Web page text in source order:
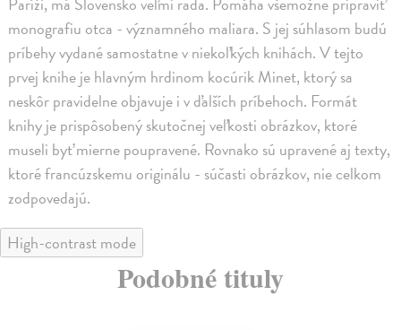
monografiu otca - významného maliara. S jej súhlasom budú
príbehy vydané samostatne v niekoľkých knihách. V tejto
prvej knihe je hlavným hrdinom kocúrik Minet, ktorý sa
neskôr pravidelne objavuje i v ďalších príbehoch. Formát
knihy je prispôsobený skutočnej veľkosti obrázkov, ktoré
museli byť mierne poupravené. Rovnako sú upravené aj texty,
ktoré francúzskemu originálu - súčasti obrázkov, nie celkom
zodpovedajú.
High-contrast mode
Podobné tituly